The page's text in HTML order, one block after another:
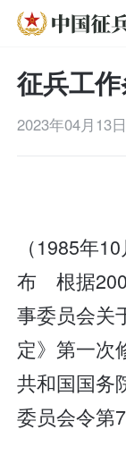
征兵工
2023年04月13日
（1985年
布 根据
事委员会关
定》第一
共和国国务
委员会令第